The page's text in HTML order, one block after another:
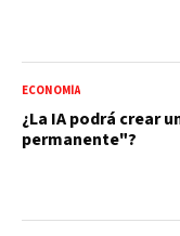
ECONOMÍA
¿La IA podrá crear
permanente"?